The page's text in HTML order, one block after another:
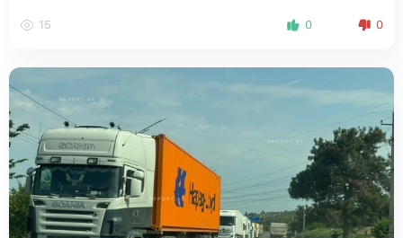
15 0 0